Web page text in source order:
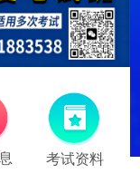
考试资料